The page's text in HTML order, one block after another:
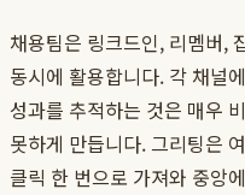
채용팀은 링크드인, 리멤버,
동시에 활용합니다. 각 채널
성과를 추적하는 것은 매우
못하게 만듭니다. 그리팅은
클릭 한 번으로 가져와 중앙